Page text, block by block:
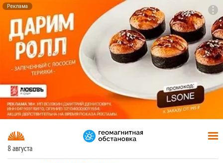
Реклама
8 августа